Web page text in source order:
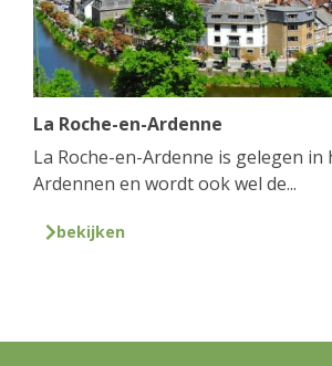
La Roche-en-Ardenne
La Roche-en-Ardenne is gelegen in
Ardennen en wordt ook wel de...
bekijken